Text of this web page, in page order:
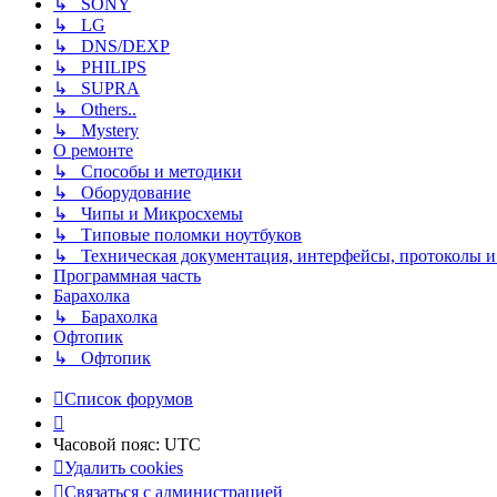
↳ SONY
↳ LG
↳ DNS/DEXP
↳ PHILIPS
↳ SUPRA
↳ Others..
↳ Mystery
О ремонте
↳ Способы и методики
↳ Оборудование
↳ Чипы и Микросхемы
↳ Типовые поломки ноутбуков
↳ Техническая документация, интерфейсы, протоколы и
Программная часть
Барахолка
↳ Барахолка
Офтопик
↳ Офтопик
Список форумов
Часовой пояс: UTC
Удалить cookies
Связаться
Связаться с администрацией